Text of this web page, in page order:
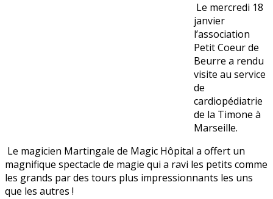
Le mercredi 18
janvier
l’association
Petit Coeur de
Beurre a rendu
visite au service
de
cardiopédiatrie
de la Timone à
Marseille.
Le magicien Martingale de Magic Hôpital a offert un
magnifique spectacle de magie qui a ravi les petits comme
les grands par des tours plus impressionnants les uns
que les autres !